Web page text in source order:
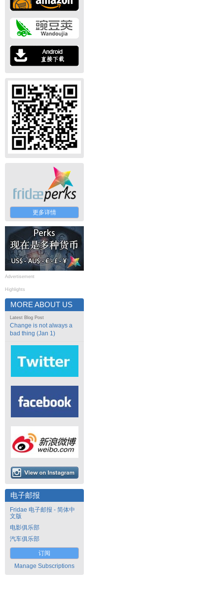
更多详情
Advertisement
Highlights
MORE ABOUT US
Latest Blog Post
Change is not always a
bad thing (Jan 1)
电子邮报
Fridae 电子邮报 - 简体中
文版
电影俱乐部
汽车俱乐部
订阅
Manage Subscriptions